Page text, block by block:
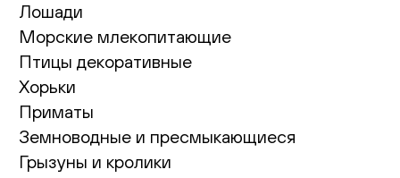
Лошади
Морские млекопитающие
Птицы декоративные
Хорьки
Приматы
Земноводные и пресмыкающиеся
Грызуны и кролики